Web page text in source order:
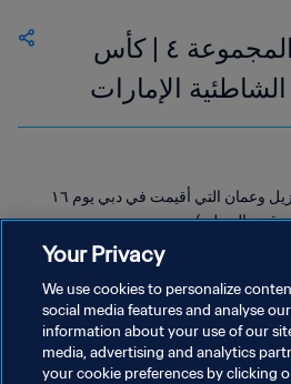
البرازيل وعمان | المجموعة ٤ | كأس
الإمارات
شاهد فيديو ملخص مباراة البرازيل وعمان التي أقيمت في دبي يوم ١٦
Your Privacy
We use cookies to personalize
social media features and analyse
information about your use of our
media, advertising and analytics
your cookie preferences by clicking